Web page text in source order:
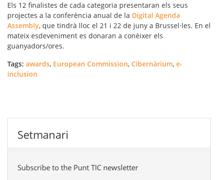
Els 12 finalistes de cada categoria presentaran els seus
projectes a la conferència anual de la Digital Agenda
Assembly, que tindrà lloc el 21 i 22 de juny a Brussel·les. En el
mateix esdeveniment es donaran a conèixer els
guanyadors/ores.
Tags: awards, European Commission, Cibernàrium, e-
inclusion
Setmanari
Subscribe to the Punt TIC newsletter